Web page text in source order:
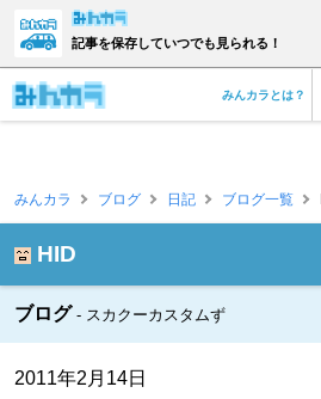
記事を保存していつでも見られる！
みんカラとは？
みんカラ ブログ 日記 ブログ一覧
HID
ブログ スカクーカスタムず
2011年2月14日